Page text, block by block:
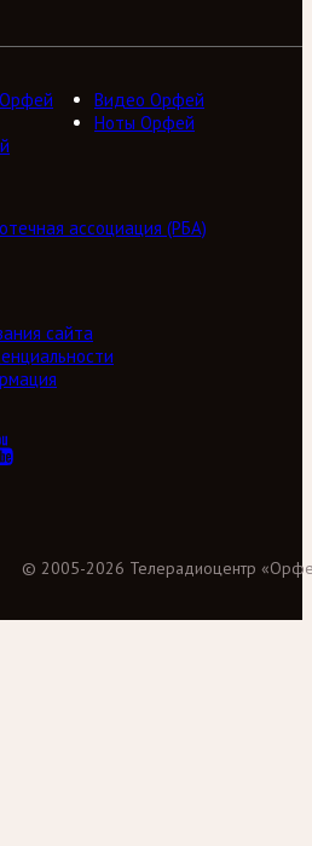
Видео Орфей
Ноты Орфей
ассоциация (РБА)
сайта
© 2005-2026 Телерадиоцентр